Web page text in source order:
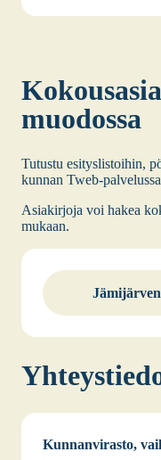
muo­dos­sa
Tutus­tu esi­tys­lis­toi­hin,
kun­nan Tweb-
Asia­kir­jo­ja voi hakea
mukaan.
Kun­nan­vi­ras­to,